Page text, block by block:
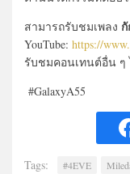
สามารถรับชมเพลง
YouTube: https://
รับชมคอนเทนต์อื่น ๆ
#GalaxyA55
Tags: #4EVE